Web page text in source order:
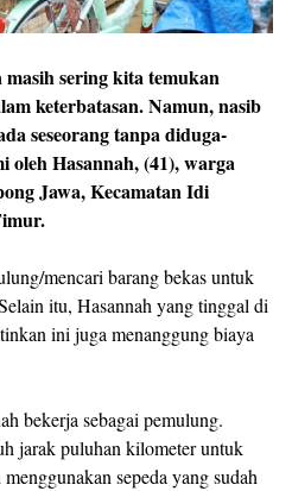
sering kita temukan
keterbatasan. Namun, nasib
seseorang tanpa diduga-
oleh Hasannah, (41), warga
Jawa, Kecamatan Idi
mencari barang bekas untuk
itu, Hasannah yang tinggal di
ini juga menanggung biaya
bekerja sebagai pemulung.
jarak puluhan kilometer untuk
sepeda yang sudah